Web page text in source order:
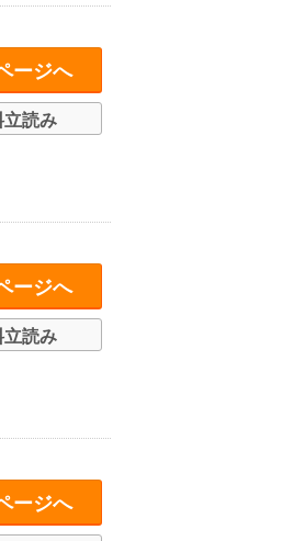
ージへ
立読み
ージへ
立読み
ージへ